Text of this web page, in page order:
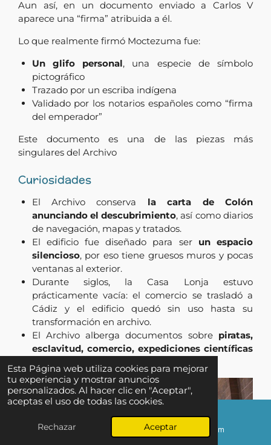
Esta Página web utiliza cookies para mejorar
tu experiencia y mostrar anuncios
personalizados. Al hacer clic en "Aceptar",
aceptas el uso de todas las cookies.
Rechazar Aceptar
Aun así, en un documento enviado a Carlos V
aparece una “firma” atribuida a él.
Lo que realmente firmó Moctezuma fue:
Un glifo personal, una especie de símbolo
pictográfico
Trazado por un escriba indígena
Validado por los notarios españoles como “firma
del emperador”
Este documento es una de las piezas más
singulares del Archivo
Curiosidades
El Archivo conserva la carta de Colón
anunciando el descubrimiento, así como diarios
de navegación, mapas y tratados.
El edificio fue diseñado para ser un espacio
silencioso, por eso tiene gruesos muros y pocas
ventanas al exterior.
Durante siglos, la Casa Lonja estuvo
prácticamente vacía: el comercio se trasladó a
Cádiz y el edificio quedó sin uso hasta su
transformación en archivo.
El Archivo alberga documentos sobre piratas,
esclavitud, comercio, expediciones científicas
Correo electrónico Instagram